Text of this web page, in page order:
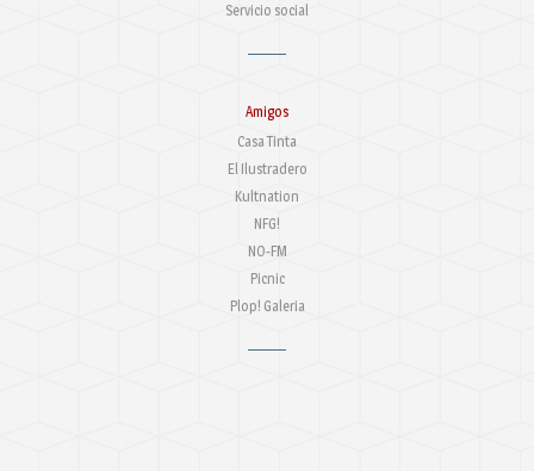
Servicio social
Amigos
Casa Tinta
El Ilustradero
Kultnation
NFG!
NO-FM
Picnic
Plop! Galeria